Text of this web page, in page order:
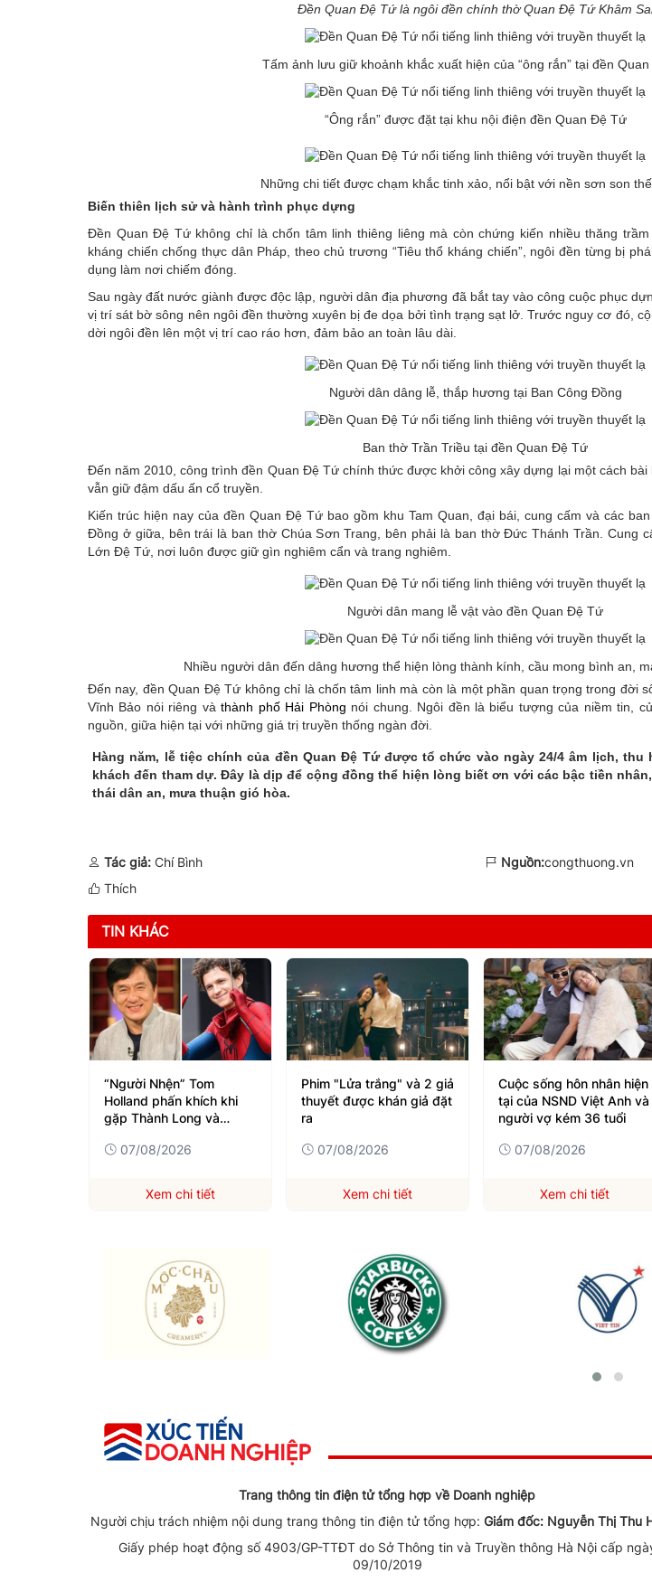
Đền Quan Đệ Tứ là ngôi đền chính thờ Quan Đệ Tứ Khâm
Tấm ảnh lưu giữ khoảnh khắc xuất hiện của “ông rắn” tại đền
“Ông rắn” được đặt tại khu nội điện đền Quan Đệ Tứ
Những chi tiết được chạm khắc tinh xảo, nổi bật với nền sơn son
Biến thiên lịch sử và hành trình phục dựng
Đền Quan Đệ Tứ không chỉ là chốn tâm linh thiêng liêng mà còn chứng kiến nhiều thăng
kháng chiến chống thực dân Pháp, theo chủ trương “Tiêu thổ kháng chiến”, ngôi đền từng bị
dụng làm nơi chiếm đóng.
Sau ngày đất nước giành được độc lập, người dân địa phương đã bắt tay vào công cuộc phục
vị trí sát bờ sông nên ngôi đền thường xuyên bị đe dọa bởi tình trạng sạt lở. Trước nguy cơ đó,
dời ngôi đền lên một vị trí cao ráo hơn, đảm bảo an toàn lâu dài.
Người dân dâng lễ, thắp hương tại Ban Công Đồng
Ban thờ Trần Triều tại đền Quan Đệ Tứ
Đến năm 2010, công trình đền Quan Đệ Tứ chính thức được khởi công xây dựng lại một cách
vẫn giữ đậm dấu ấn cổ truyền.
Kiến trúc hiện nay của đền Quan Đệ Tứ bao gồm khu Tam Quan, đại bái, cung cấm và các
Đồng ở giữa, bên trái là ban thờ Chúa Sơn Trang, bên phải là ban thờ Đức Thánh Trần. Cung
Lớn Đệ Tứ, nơi luôn được giữ gìn nghiêm cẩn và trang nghiêm.
Người dân mang lễ vật vào đền Quan Đệ Tứ
Nhiều người dân đến dâng hương thể hiện lòng thành kính, cầu mong bình an,
Đến nay, đền Quan Đệ Tứ không chỉ là chốn tâm linh mà còn là một phần quan trọng trong đời
Vĩnh Bảo nói riêng vàthành phố Hải Phòng nói chung. Ngôi đền là biểu tượng của niềm tin,
nguồn, giữa hiện tại với những giá trị truyền thống ngàn đời.
Hàng năm, lễ tiệc chính của đền Quan Đệ Tứ được tổ chức vào ngày 24/4 âm lịch,
khách đến tham dự. Đây là dịp để cộng đồng thể hiện lòng biết ơn với các bậc tiền
thái dân an, mưa thuận gió hòa.
Tác giả: Chí Bình Nguồn:congthuong.vn
Thích
TIN KHÁC
Phim "Lửa trắng" và 2 giả
thuyết được khán giả đặt
ra
07/08/2026
Xem chi tiết
Cuộc sống hôn nhân hiện
tại của NSND Việt Anh và
người vợ kém 36 tuổi
07/08/2026
Xem chi tiết
Đạo diễn "Người Nhện"
đính chính thông tin liên
quan đến Thành Long
06/08/2026
Xem chi tiết
Trang thông tin điện tử tổng hợp về Doanh nghiệp
Người chịu trách nhiệm nội dung trang thông tin điện tử tổng hợp:Giám đốc: Nguyễn Thị Thu
Giấy phép hoạt động số 4903/GP-TTĐT do Sở Thông tin và Truyền thông Hà Nội cấp
09/10/2019